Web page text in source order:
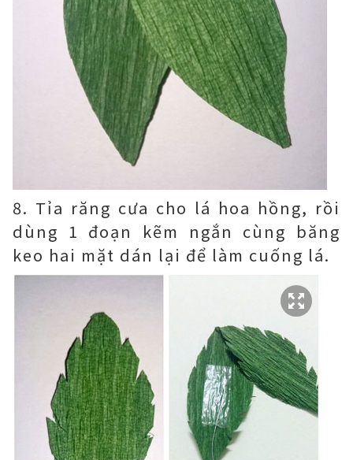
8. Tỉa răng cưa cho lá hoa hồng, rồi
dùng 1 đoạn kẽm ngắn cùng băng
keo hai mặt dán lại để làm cuống lá.